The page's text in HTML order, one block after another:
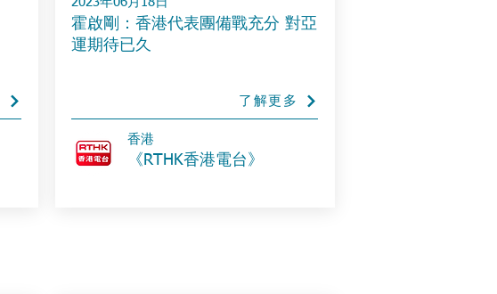
霍啟剛：香港代表團備戰充分 對亞
運期待已久
了解更多
香港
《RTHK香港電台》